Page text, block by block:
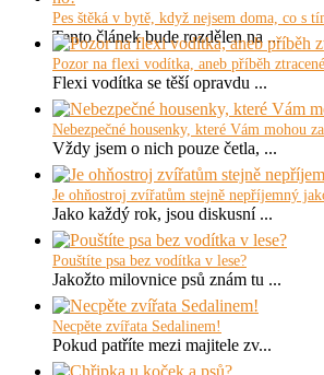
Pes štěká v bytě, když nejsem doma, co s
Tento článek bude rozdělen na ...
Pozor na flexi vodítka, aneb příběh ztracené
Flexi vodítka se těší opravdu ...
Nebezpečné housenky, které Vám mohou
Vždy jsem o nich pouze četla, ...
Je ohňostroj zvířatům stejně nepříjemný
Jako každý rok, jsou diskusní ...
Pouštíte psa bez vodítka v lese?
Jakožto milovnice psů znám tu ...
Necpěte zvířata Sedalinem!
Pokud patříte mezi majitele zv...